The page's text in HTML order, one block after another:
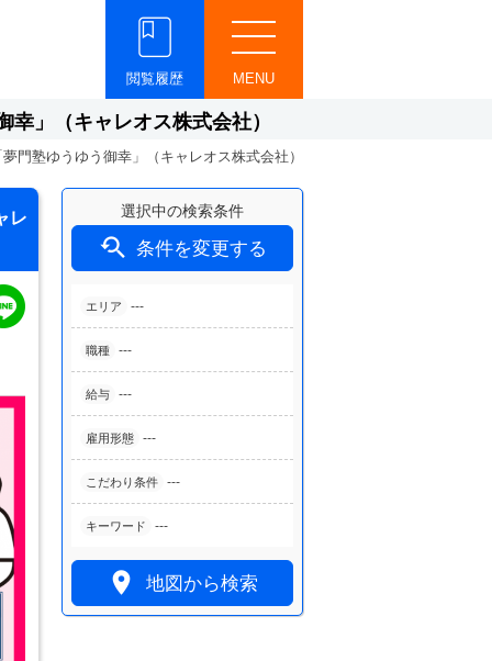
MENU
閲覧履歴
」（キャレオス株式会社）
門塾ゆうゆう御幸」（キャレオス株式会社）
選択中の検索条件
 条件を変更する
エリア ---
職種 ---
給与 ---
雇用形態 ---
こだわり条件 ---
キーワード ---
 地図から検索
レ